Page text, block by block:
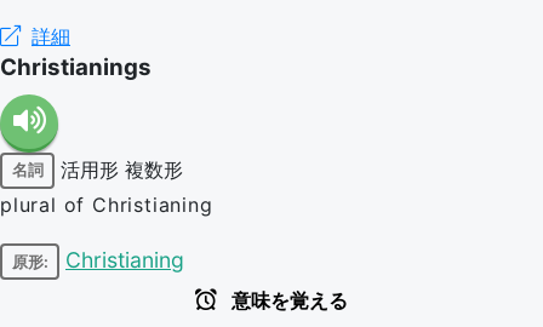
詳細
Christianings
名詞 活用形 複数形
plural of Christianing
原形: Christianing
意味を覚える